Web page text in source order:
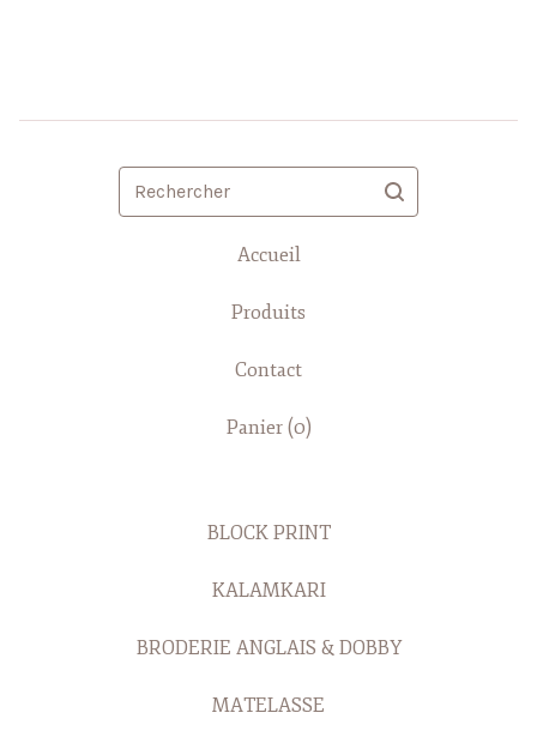
Rechercher
Accueil
Produits
Contact
Panier (0)
BLOCK PRINT
KALAMKARI
BRODERIE ANGLAIS & DOBBY
MATELASSE